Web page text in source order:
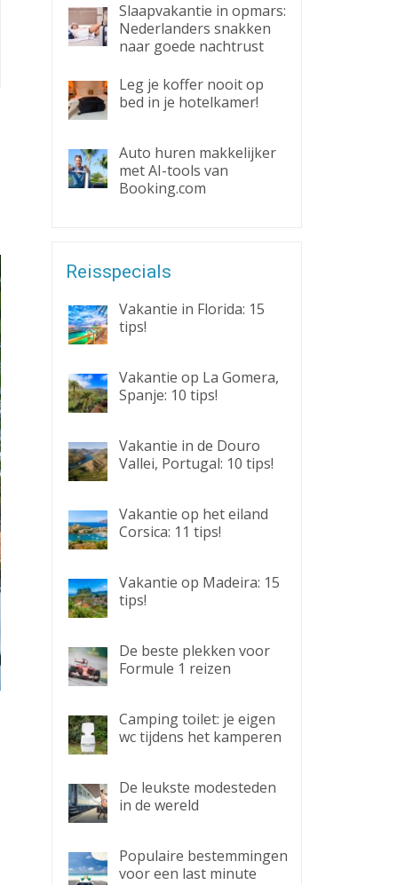
Slaapvakantie in opmars:
Nederlanders snakken
naar goede nachtrust
Leg je koffer nooit op
bed in je hotelkamer!
Auto huren makkelijker
met AI-tools van
Booking.com
Reisspecials
Vakantie in Florida: 15
tips!
Vakantie op La Gomera,
Spanje: 10 tips!
Vakantie in de Douro
Vallei, Portugal: 10 tips!
Vakantie op het eiland
Corsica: 11 tips!
Vakantie op Madeira: 15
tips!
De beste plekken voor
Formule 1 reizen
Camping toilet: je eigen
wc tijdens het kamperen
De leukste modesteden
in de wereld
Populaire bestemmingen
voor een last minute